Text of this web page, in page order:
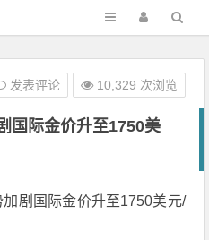
国际金价升至1750美
发表评论 10,329 次浏览